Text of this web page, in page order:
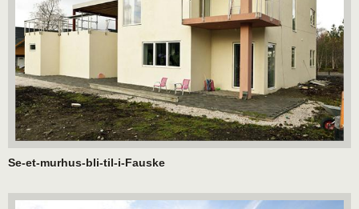
Se-et-murhus-bli-til-i-Fauske